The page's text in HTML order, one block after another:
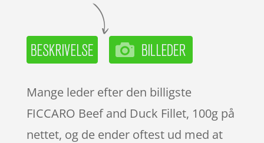
Mange leder efter den billigste
FICCARO Beef and Duck Fillet, 100g på
nettet, og de ender oftest ud med at